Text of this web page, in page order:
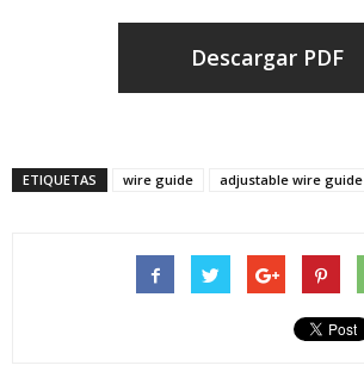
Descargar PDF
ETIQUETAS wire guide adjustable wire guide